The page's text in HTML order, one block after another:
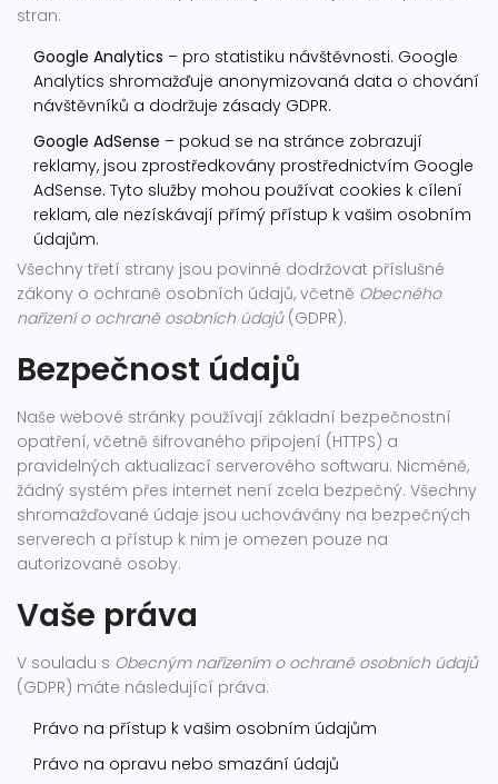
stran:
Google Analytics – pro statistiku návštěvnosti. Google
Analytics shromažďuje anonymizovaná data o chování
návštěvníků a dodržuje zásady GDPR.
Google AdSense – pokud se na stránce zobrazují
reklamy, jsou zprostředkovány prostřednictvím Google
AdSense. Tyto služby mohou používat cookies k cílení
reklam, ale nezískávají přímý přístup k vašim osobním
údajům.
Všechny třetí strany jsou povinné dodržovat příslušné
zákony o ochraně osobních údajů, včetně Obecného
nařízení o ochraně osobních údajů(GDPR).
Bezpečnost údajů
Naše webové stránky používají základní bezpečnostní
opatření, včetně šifrovaného připojení (HTTPS) a
pravidelných aktualizací serverového softwaru. Nicméně,
žádný systém přes internet není zcela bezpečný. Všechny
shromažďované údaje jsou uchovávány na bezpečných
serverech a přístup k nim je omezen pouze na
autorizované osoby.
Vaše práva
V souladu s Obecným nařízením o ochraně osobních údajů
(GDPR) máte následující práva:
Právo na přístup k vašim osobním údajům
Právo na opravu nebo smazání údajů